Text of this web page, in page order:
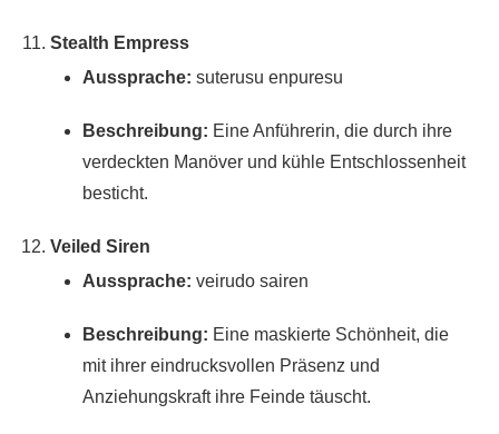
Stealth Empress
Aussprache: suterusu enpuresu
Beschreibung: Eine Anführerin, die durch ihre
verdeckten Manöver und kühle Entschlossenheit
besticht.
Veiled Siren
Aussprache: veirudo sairen
Beschreibung: Eine maskierte Schönheit, die
mit ihrer eindrucksvollen Präsenz und
Anziehungskraft ihre Feinde täuscht.